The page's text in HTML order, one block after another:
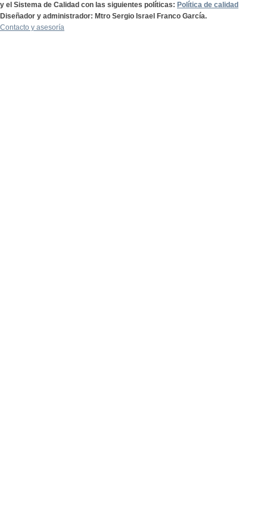
y el Sistema de Calidad con las siguientes políticas: Política de calidad
Diseñador y administrador: Mtro Sergio Israel Franco García.
Contacto y asesoría